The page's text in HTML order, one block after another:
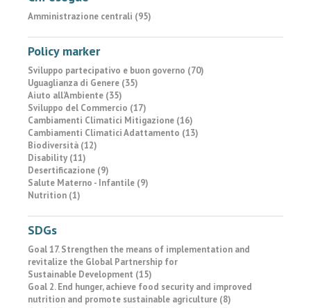
Amministrazione centrali (95)
Policy marker
Sviluppo partecipativo e buon governo (70)
Uguaglianza di Genere (35)
Aiuto all’Ambiente (35)
Sviluppo del Commercio (17)
Cambiamenti Climatici Mitigazione (16)
Cambiamenti Climatici Adattamento (13)
Biodiversità (12)
Disability (11)
Desertificazione (9)
Salute Materno - Infantile (9)
Nutrition (1)
SDGs
Goal 17. Strengthen the means of implementation and
revitalize the Global Partnership for
Sustainable Development (15)
Goal 2. End hunger, achieve food security and improved
nutrition and promote sustainable agriculture (8)